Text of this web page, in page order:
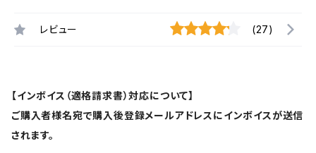
レビュー (27)
【インボイス（適格請求書）対応について】
ご購入者様名宛で購入後登録メールアドレスにインボイスが送信
されます。